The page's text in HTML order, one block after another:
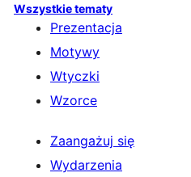
Wszystkie tematy
Prezentacja
Motywy
Wtyczki
Wzorce
Zaangażuj się
Wydarzenia